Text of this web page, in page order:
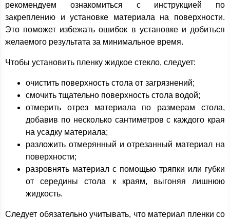
рекомендуем ознакомиться с инструкцией по
закреплению и установке материала на поверхности.
Это поможет избежать ошибок в установке и добиться
желаемого результата за минимальное время.
Чтобы установить пленку жидкое стекло, следует:
очистить поверхность стола от загрязнений;
смочить тщательно поверхность стола водой;
отмерить отрез материала по размерам стола,
добавив по несколько сантиметров с каждого края
на усадку материала;
разложить отмерянный и отрезанный материал на
поверхности;
разровнять материал с помощью тряпки или губки
от середины стола к краям, выгоняя лишнюю
жидкость.
Следует обязательно учитывать, что материал пленки со